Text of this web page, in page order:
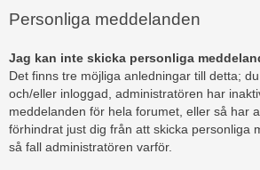
Personliga meddelanden
Jag kan inte skicka personliga
Det finns tre möjliga anledningar till detta;
och/eller inloggad, administratören har
meddelanden för hela forumet, eller så har
förhindrat just dig från att skicka personliga
så fall administratören varför.